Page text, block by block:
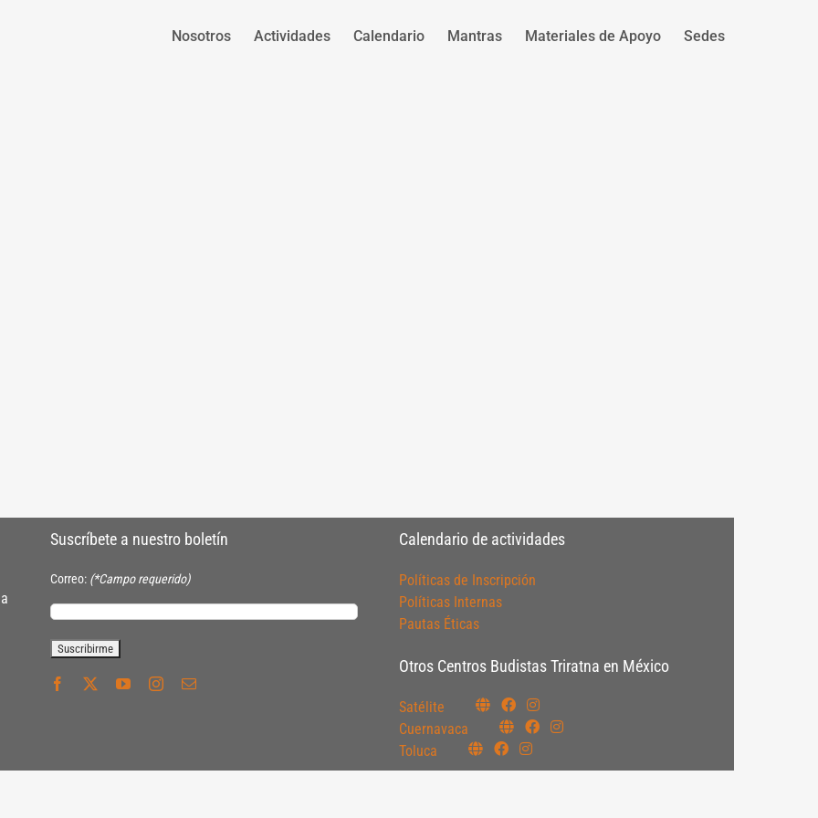
Nosotros Actividades Calendario Mantras Materiales de Apoyo Sedes
Suscríbete a nuestro boletín
Correo: (*Campo requerido)
Calendario de actividades
Políticas de Inscripción
Políticas Internas
Pautas Éticas
Otros Centros Budistas Triratna en México
Satélite
Cuernavaca
Toluca